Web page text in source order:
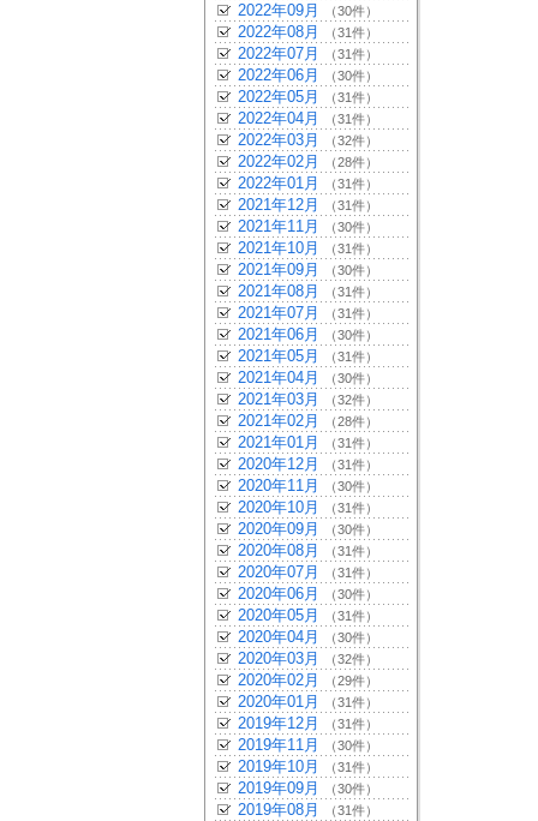
2022年09月 （30件）
2022年08月 （31件）
2022年07月 （31件）
2022年06月 （30件）
2022年05月 （31件）
2022年04月 （31件）
2022年03月 （32件）
2022年02月 （28件）
2022年01月 （31件）
2021年12月 （31件）
2021年11月 （30件）
2021年10月 （31件）
2021年09月 （30件）
2021年08月 （31件）
2021年07月 （31件）
2021年06月 （30件）
2021年05月 （31件）
2021年04月 （30件）
2021年03月 （32件）
2021年02月 （28件）
2021年01月 （31件）
2020年12月 （31件）
2020年11月 （30件）
2020年10月 （31件）
2020年09月 （30件）
2020年08月 （31件）
2020年07月 （31件）
2020年06月 （30件）
2020年05月 （31件）
2020年04月 （30件）
2020年03月 （32件）
2020年02月 （29件）
2020年01月 （31件）
2019年12月 （31件）
2019年11月 （30件）
2019年10月 （31件）
2019年09月 （30件）
2019年08月 （31件）